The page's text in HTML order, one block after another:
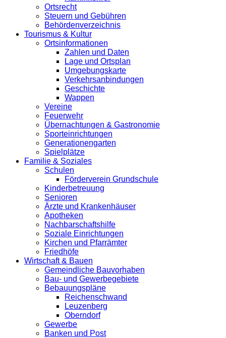
Ortsrecht
Steuern und Gebühren
Behördenverzeichnis
Tourismus & Kultur
Ortsinformationen
Zahlen und Daten
Lage und Ortsplan
Umgebungskarte
Verkehrsanbindungen
Geschichte
Wappen
Vereine
Feuerwehr
Übernachtungen & Gastronomie
Sporteinrichtungen
Generationengarten
Spielplätze
Familie & Soziales
Schulen
Förderverein Grundschule
Kinderbetreuung
Senioren
Ärzte und Krankenhäuser
Apotheken
Nachbarschaftshilfe
Soziale Einrichtungen
Kirchen und Pfarrämter
Friedhöfe
Wirtschaft & Bauen
Gemeindliche Bauvorhaben
Bau- und Gewerbegebiete
Bebauungspläne
Reichenschwand
Leuzenberg
Oberndorf
Gewerbe
Banken und Post